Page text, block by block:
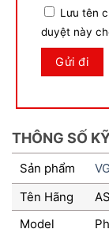
Lưu tên
duyệt này
THÔNG SỐ
Sản phẩm
Tên Hãng
Model